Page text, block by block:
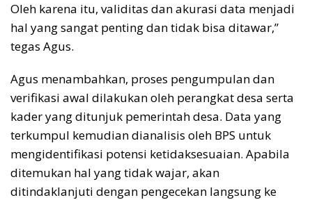
Oleh karena itu, validitas dan akurasi data menjadi
hal yang sangat penting dan tidak bisa ditawar,”
tegas Agus.
Agus menambahkan, proses pengumpulan dan
verifikasi awal dilakukan oleh perangkat desa serta
kader yang ditunjuk pemerintah desa. Data yang
terkumpul kemudian dianalisis oleh BPS untuk
mengidentifikasi potensi ketidaksesuaian. Apabila
ditemukan hal yang tidak wajar, akan
ditindaklanjuti dengan pengecekan langsung ke